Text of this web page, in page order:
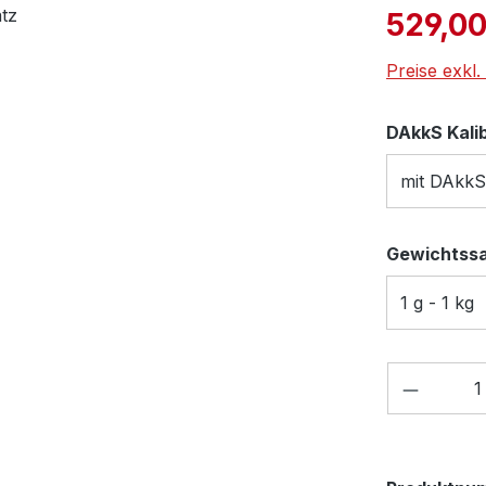
Preise
DAkkS
mit DAkkS
1 g - 1 kg